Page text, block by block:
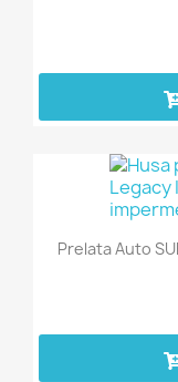
Prelata Auto